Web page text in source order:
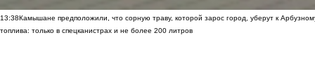
13:38Камышане предположили, что сорную траву, которой зарос город, уберут к
топлива: только в спецканистрах и не более 200 литров